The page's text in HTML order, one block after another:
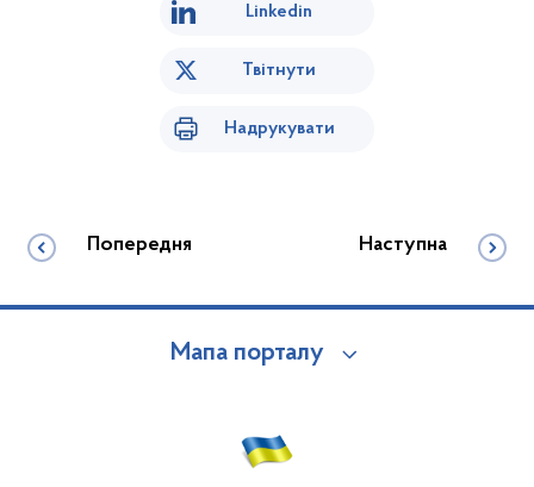
Linkedin
Твітнути
Надрукувати
Попередня Наступна
Мапа порталу